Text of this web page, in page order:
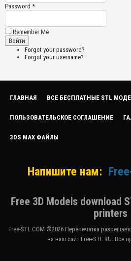
Password *
Remember Me
Forgot your password?
Forgot your username?
ГЛАВНАЯ ВСЕ БЕСПЛАТНЫЕ STL
ПОЛЬЗОВАТЕЛЬСКОЕ СОГЛАШЕНИЕ
3DS MAX ФАЙЛЫ
Напишите нам:
Free 3D Models download
printers
Free-STL.COM ©2026 Перепечатка
на наш сайт Free-STL.RU. Все